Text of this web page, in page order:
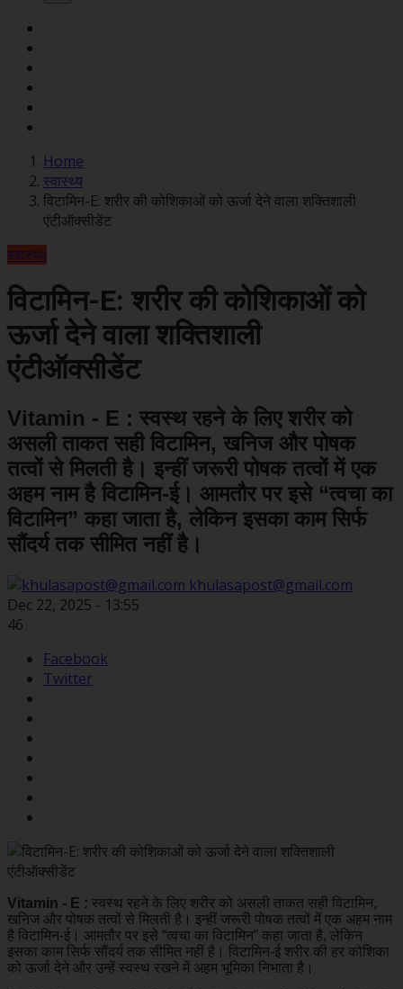
Home
स्वास्थ्य
विटामिन-E: शरीर की कोशिकाओं को ऊर्जा देने वाला शक्तिशाली
एंटीऑक्सीडेंट
स्वास्थ्य
विटामिन-E: शरीर की कोशिकाओं को
ऊर्जा देने वाला शक्तिशाली
एंटीऑक्सीडेंट
Vitamin - E : स्वस्थ रहने के लिए शरीर को
असली ताकत सही विटामिन, खनिज और पोषक
तत्वों से मिलती है। इन्हीं जरूरी पोषक तत्वों में एक
अहम नाम है विटामिन-ई। आमतौर पर इसे “त्वचा का
विटामिन” कहा जाता है, लेकिन इसका काम सिर्फ
सौंदर्य तक सीमित नहीं है।
khulasapost@gmail.com
Dec 22, 2025 - 13:55
46
Facebook
Twitter
Vitamin - E : स्वस्थ रहने के लिए शरीर को असली ताकत सही विटामिन,
खनिज और पोषक तत्वों से मिलती है। इन्हीं जरूरी पोषक तत्वों में एक अहम नाम
है विटामिन-ई। आमतौर पर इसे “त्वचा का विटामिन” कहा जाता है, लेकिन
इसका काम सिर्फ सौंदर्य तक सीमित नहीं है। विटामिन-ई शरीर की हर कोशिका
को ऊर्जा देने और उन्हें स्वस्थ रखने में अहम भूमिका निभाता है।